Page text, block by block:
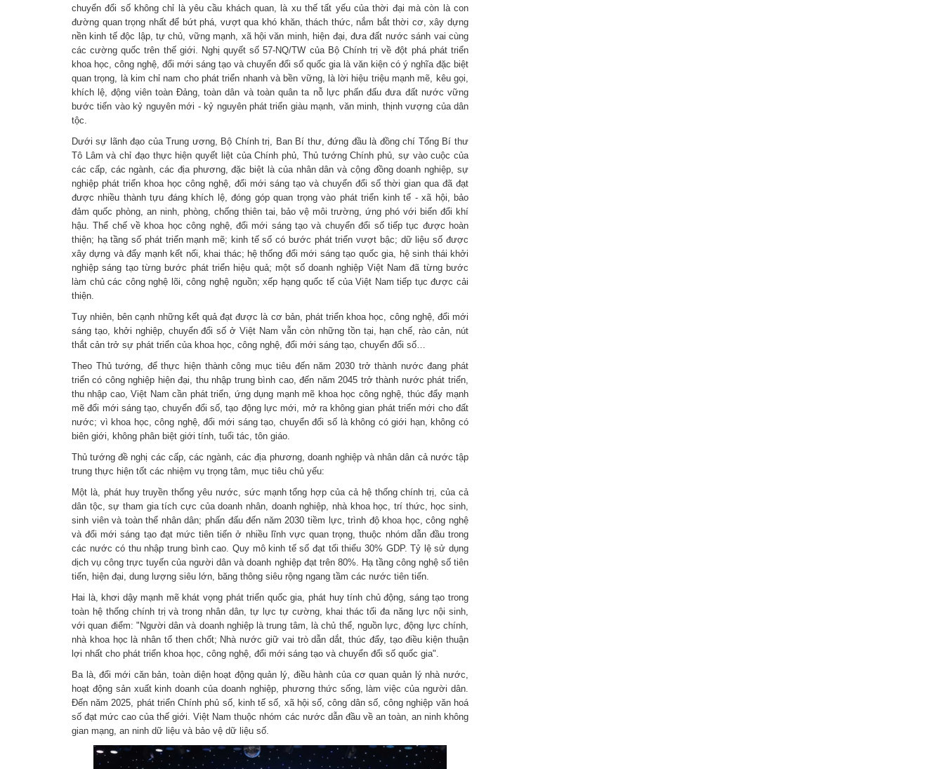
chuyển đổi số không chỉ là yêu cầu khách quan, là xu thế tất yếu của thời đại mà còn là con
đường quan trọng nhất để bứt phá, vượt qua khó khăn, thách thức, nắm bắt thời cơ, xây dựng
nền kinh tế độc lập, tự chủ, vững mạnh, xã hội văn minh, hiện đại, đưa đất nước sánh vai cùng
các cường quốc trên thế giới. Nghị quyết số 57-NQ/TW của Bộ Chính trị về đột phá phát triển
khoa học, công nghệ, đổi mới sáng tạo và chuyển đổi số quốc gia là văn kiện có ý nghĩa đặc biệt
quan trọng, là kim chỉ nam cho phát triển nhanh và bền vững, là lời hiệu triệu mạnh mẽ, kêu gọi,
khích lệ, động viên toàn Đảng, toàn dân và toàn quân ta nỗ lực phấn đấu đưa đất nước vững
bước tiến vào kỷ nguyên mới - kỷ nguyên phát triển giàu mạnh, văn minh, thịnh vượng của dân
tộc.
Dưới sự lãnh đạo của Trung ương, Bộ Chính trị, Ban Bí thư, đứng đầu là đồng chí Tổng Bí thư
Tô Lâm và chỉ đạo thực hiện quyết liệt của Chính phủ, Thủ tướng Chính phủ, sự vào cuộc của
các cấp, các ngành, các địa phương, đặc biệt là của nhân dân và cộng đồng doanh nghiệp, sự
nghiệp phát triển khoa học công nghệ, đổi mới sáng tạo và chuyển đổi số thời gian qua đã đạt
được nhiều thành tựu đáng khích lệ, đóng góp quan trọng vào phát triển kinh tế - xã hội, bảo
đảm quốc phòng, an ninh, phòng, chống thiên tai, bảo vệ môi trường, ứng phó với biến đổi khí
hậu. Thể chế về khoa học công nghệ, đổi mới sáng tạo và chuyển đổi số tiếp tục được hoàn
thiện; hạ tầng số phát triển mạnh mẽ; kinh tế số có bước phát triển vượt bậc; dữ liệu số được
xây dựng và đẩy mạnh kết nối, khai thác; hệ thống đổi mới sáng tạo quốc gia, hệ sinh thái khởi
nghiệp sáng tạo từng bước phát triển hiệu quả; một số doanh nghiệp Việt Nam đã từng bước
làm chủ các công nghệ lõi, công nghệ nguồn; xếp hạng quốc tế của Việt Nam tiếp tục được cải
thiện.
Tuy nhiên, bên cạnh những kết quả đạt được là cơ bản, phát triển khoa học, công nghệ, đổi mới
sáng tạo, khởi nghiệp, chuyển đổi số ở Việt Nam vẫn còn những tồn tại, hạn chế, rào cản, nút
thắt cản trở sự phát triển của khoa học, công nghệ, đổi mới sáng tạo, chuyển đổi số…
Theo Thủ tướng, để thực hiện thành công mục tiêu đến năm 2030 trở thành nước đang phát
triển có công nghiệp hiện đại, thu nhập trung bình cao, đến năm 2045 trở thành nước phát triển,
thu nhập cao, Việt Nam cần phát triển, ứng dụng mạnh mẽ khoa học công nghệ, thúc đẩy mạnh
mẽ đổi mới sáng tạo, chuyển đổi số, tạo động lực mới, mở ra không gian phát triển mới cho đất
nước; vì khoa học, công nghệ, đổi mới sáng tạo, chuyển đổi số là không có giới hạn, không có
biên giới, không phân biệt giới tính, tuổi tác, tôn giáo.
Thủ tướng đề nghị các cấp, các ngành, các địa phương, doanh nghiệp và nhân dân cả nước tập
trung thực hiện tốt các nhiệm vụ trọng tâm, mục tiêu chủ yếu:
Một là, phát huy truyền thống yêu nước, sức mạnh tổng hợp của cả hệ thống chính trị, của cả
dân tộc, sự tham gia tích cực của doanh nhân, doanh nghiệp, nhà khoa học, trí thức, học sinh,
sinh viên và toàn thể nhân dân; phấn đấu đến năm 2030 tiềm lực, trình độ khoa học, công nghệ
và đổi mới sáng tạo đạt mức tiên tiến ở nhiều lĩnh vực quan trọng, thuộc nhóm dẫn đầu trong
các nước có thu nhập trung bình cao. Quy mô kinh tế số đạt tối thiểu 30% GDP. Tỷ lệ sử dụng
dịch vụ công trực tuyến của người dân và doanh nghiệp đạt trên 80%. Hạ tầng công nghệ số tiên
tiến, hiện đại, dung lượng siêu lớn, băng thông siêu rộng ngang tầm các nước tiên tiến.
Hai là, khơi dậy mạnh mẽ khát vọng phát triển quốc gia, phát huy tính chủ động, sáng tạo trong
toàn hệ thống chính trị và trong nhân dân, tự lực tự cường, khai thác tối đa năng lực nội sinh,
với quan điểm: "Người dân và doanh nghiệp là trung tâm, là chủ thể, nguồn lực, động lực chính,
nhà khoa học là nhân tố then chốt; Nhà nước giữ vai trò dẫn dắt, thúc đẩy, tạo điều kiện thuận
lợi nhất cho phát triển khoa học, công nghệ, đổi mới sáng tạo và chuyển đổi số quốc gia".
Ba là, đổi mới căn bản, toàn diện hoạt động quản lý, điều hành của cơ quan quản lý nhà nước,
hoạt động sản xuất kinh doanh của doanh nghiệp, phương thức sống, làm việc của người dân.
Đến năm 2025, phát triển Chính phủ số, kinh tế số, xã hội số, công dân số, công nghiệp văn hoá
số đạt mức cao của thế giới. Việt Nam thuộc nhóm các nước dẫn đầu về an toàn, an ninh không
gian mạng, an ninh dữ liệu và bảo vệ dữ liệu số.